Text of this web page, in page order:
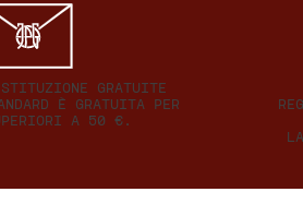
GRATUITE
È GRATUITA PER
A 50 €.